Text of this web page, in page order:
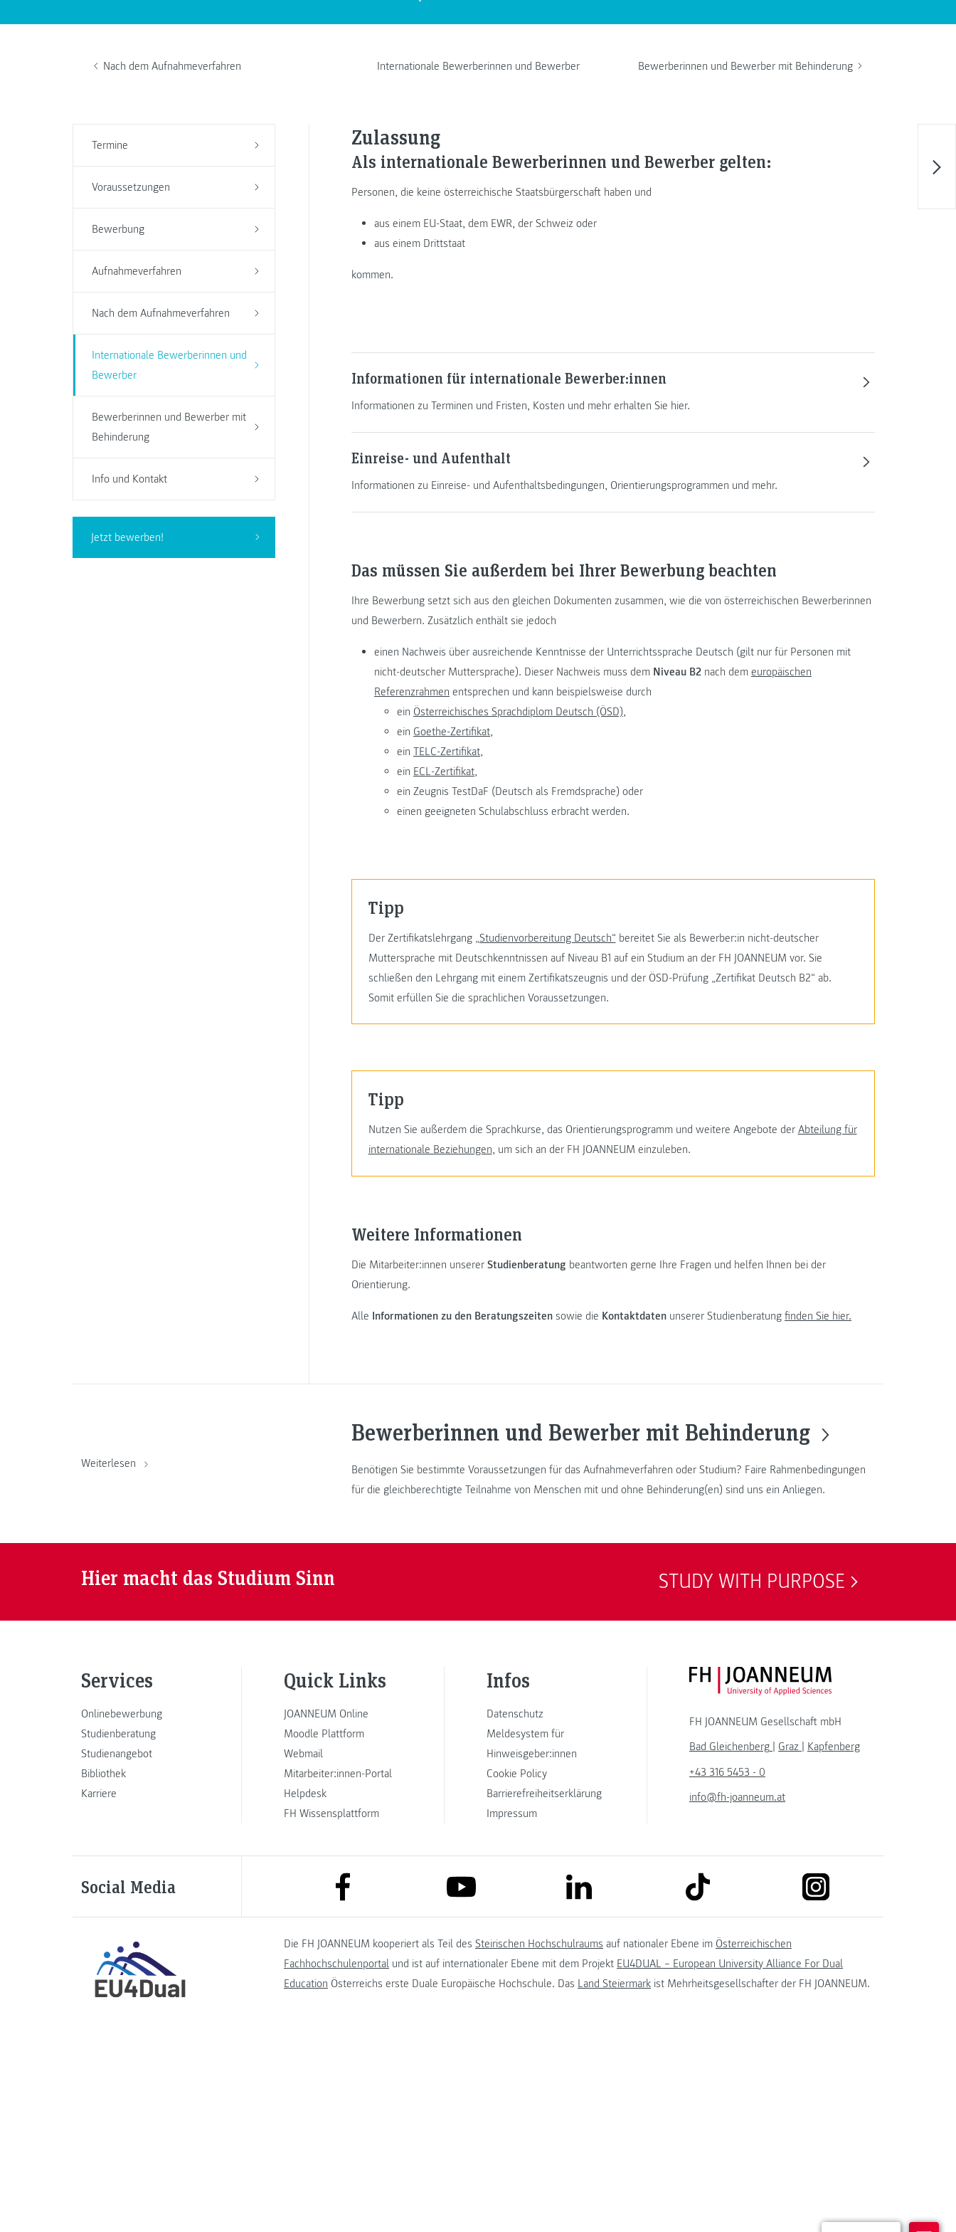
Nach dem Aufnahmeverfahren Internationale Bewerberinnen und Bewerber Bewerberinnen und Bewerber mit Behinderung
Termine
Voraussetzungen
Bewerbung
Aufnahmeverfahren
Nach dem Aufnahmeverfahren
Internationale Bewerberinnen und
Bewerber
Bewerberinnen und Bewerber mit
Behinderung
Info und Kontakt
Jetzt bewerben!
Zulassung
Als internationale Bewerberinnen und Bewerber gelten:
Personen, die keine österreichische Staatsbürgerschaft haben und
aus einem EU-Staat, dem EWR, der Schweiz oder
aus einem Drittstaat
kommen.
Informationen für internationale Bewerber:innen
Informationen zu Terminen und Fristen, Kosten und mehr erhalten Sie hier.
Einreise- und Aufenthalt
Informationen zu Einreise- und Aufenthaltsbedingungen, Orientierungsprogrammen und mehr.
Das müssen Sie außerdem bei Ihrer Bewerbung beachten
Ihre Bewerbung setzt sich aus den gleichen Dokumenten zusammen, wie die von österreichischen Bewerberinnen
und Bewerbern. Zusätzlich enthält sie jedoch
einen Nachweis über ausreichende Kenntnisse der Unterrichtssprache Deutsch (gilt nur für Personen mit
nicht-deutscher Muttersprache). Dieser Nachweis muss dem Niveau B2 nach dem europäischen
Referenzrahmen entsprechen und kann beispielsweise durch
ein Österreichisches Sprachdiplom Deutsch (ÖSD),
ein Goethe-Zertifikat,
ein TELC-Zertifikat,
ein ECL-Zertifikat,
ein Zeugnis TestDaF (Deutsch als Fremdsprache) oder
einen geeigneten Schulabschluss erbracht werden.
Tipp
Der Zertifikatslehrgang „Studienvorbereitung Deutsch“bereitet Sie als Bewerber:in nicht-deutscher
Muttersprache mit Deutschkenntnissen auf Niveau B1 auf ein Studium an der FH JOANNEUM vor. Sie
schließen den Lehrgang mit einem Zertifikatszeugnis und der ÖSD-Prüfung „Zertifikat Deutsch B2“ ab.
Somit erfüllen Sie die sprachlichen Voraussetzungen.
Tipp
Nutzen Sie außerdem die Sprachkurse, das Orientierungsprogramm und weitere Angebote der Abteilung für
internationale Beziehungen, um sich an der FH JOANNEUM einzuleben.
Weitere Informationen
Die Mitarbeiter:innen unserer Studienberatung beantworten gerne Ihre Fragen und helfen Ihnen bei der
Orientierung.
Alle Informationen zu den Beratungszeiten sowie die Kontaktdaten unserer Studienberatung finden Sie hier.
Weiterlesen
Bewerberinnen und Bewerber mit Behinderung
Benötigen Sie bestimmte Voraussetzungen für das Aufnahmeverfahren oder Studium? Faire Rahmenbedingungen
für die gleichberechtigte Teilnahme von Menschen mit und ohne Behinderung(en) sind uns ein Anliegen.
Hier macht das Studium Sinn STUDY WITH PURPOSE
Services
Onlinebewerbung
Studienberatung
Studienangebot
Bibliothek
Karriere
Quick Links
JOANNEUM Online
Moodle Plattform
Webmail
Mitarbeiter:innen-Portal
Helpdesk
FH Wissensplattform
Infos
Datenschutz
Meldesystem für
Hinweisgeber:innen
Cookie Policy
Barrierefreiheitserklärung
Impressum
FH JOANNEUM Logo
FH JOANNEUM Gesellschaft mbH
Bad Gleichenberg
Graz
Kapfenberg
+43 316 5453 - 0
info@fh-joanneum.at
Social Media link to facebook link to youtube link to linkedin link to tiktok link to instagram
Die FH JOANNEUM kooperiert als Teil des Steirischen Hochschulraums auf nationaler Ebene im Österreichischen
Fachhochschulenportal und ist auf internationaler Ebene mit dem Projekt EU4DUAL – European University Alliance For Dual
Education Österreichs erste Duale Europäische Hochschule. Das Land Steiermark ist Mehrheitsgesellschafter der FH JOANNEUM.